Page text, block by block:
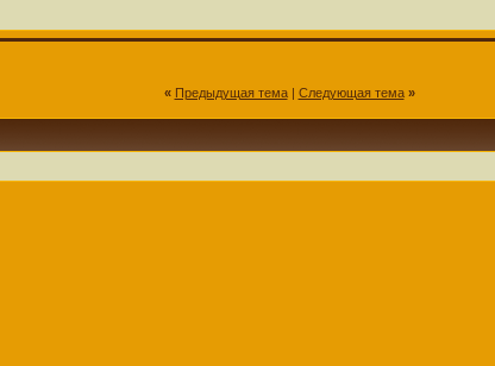
« Предыдущая тема| Следующая тема »